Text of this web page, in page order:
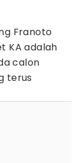
Franoto
KA adalah
calon
terus